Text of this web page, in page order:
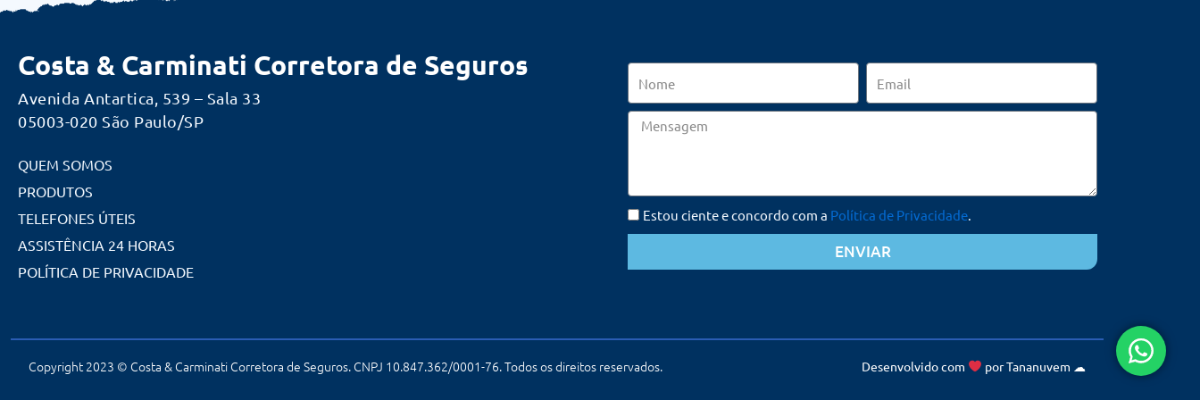
Costa & Carminati Corretora de Seguros
Avenida Antartica, 539 – Sala 33
05003-020 São Paulo/SP
QUEM SOMOS
PRODUTOS
TELEFONES ÚTEIS
ASSISTÊNCIA 24 HORAS
POLÍTICA DE PRIVACIDADE
Mensagem
Estou ciente e concordo com a Política de Privacidade
ENVIAR
Copyright 2023 © Costa & Carminati Corretora de Seguros. CNPJ 10.847.362/0001-76. Todos os direitos reservados. Desenvolvido com porTananuvem ☁